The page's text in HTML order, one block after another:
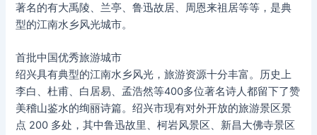
著名的有大禹陵、兰亭、鲁迅故居、周恩来祖居等等，是典
型的江南水乡风光城市。
首批中国优秀旅游城市
绍兴具有典型的江南水乡风光，旅游资源十分丰富。历史上
李白、杜甫、白居易、孟浩然等400多位著名诗人都留下了赞
美稽山鉴水的绚丽诗篇。绍兴市现有对外开放的旅游景区景
点 200 多处，其中鲁迅故里、柯岩风景区、新昌大佛寺景区